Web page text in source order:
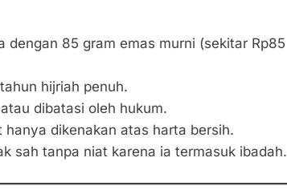
85 gram emas murni (sekitar Rp85
hijriah penuh.
dibatasi oleh hukum.
hanya dikenakan atas harta bersih.
sah tanpa niat karena ia termasuk ibadah.